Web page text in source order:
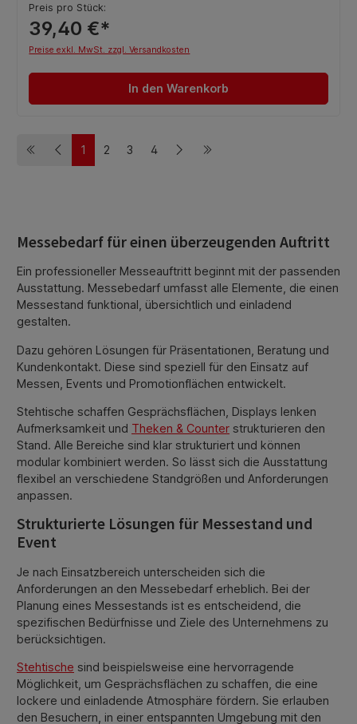
Preis pro Stück:
39,40 €*
Preise exkl. MwSt. zzgl. Versandkosten
In den Warenkorb
Seite
1
Seite
2
Seite
3
Seite
4
Messebedarf für einen überzeugenden Auftritt
Ein professioneller Messeauftritt beginnt mit der passenden
Ausstattung. Messebedarf umfasst alle Elemente, die einen
Messestand funktional, übersichtlich und einladend
gestalten.
Dazu gehören Lösungen für Präsentationen, Beratung und
Kundenkontakt. Diese sind speziell für den Einsatz auf
Messen, Events und Promotionflächen entwickelt.
Stehtische schaffen Gesprächsflächen, Displays lenken
Aufmerksamkeit und Theken & Counter strukturieren den
Stand. Alle Bereiche sind klar strukturiert und können
modular kombiniert werden. So lässt sich die Ausstattung
flexibel an verschiedene Standgrößen und Anforderungen
anpassen.
Strukturierte Lösungen für Messestand und
Event
Je nach Einsatzbereich unterscheiden sich die
Anforderungen an den Messebedarf erheblich. Bei der
Planung eines Messestands ist es entscheidend, die
spezifischen Bedürfnisse und Ziele des Unternehmens zu
berücksichtigen.
Stehtische sind beispielsweise eine hervorragende
Möglichkeit, um Gesprächsflächen zu schaffen, die eine
lockere und einladende Atmosphäre fördern. Sie erlauben
den Besuchern, in einer entspannten Umgebung mit den